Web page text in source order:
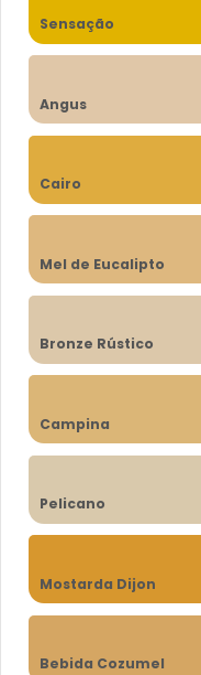
Sensação
Angus
Cairo
Mel de Eucalipto
Bronze Rústico
Campina
Pelicano
Mostarda Dijon
Bebida Cozumel